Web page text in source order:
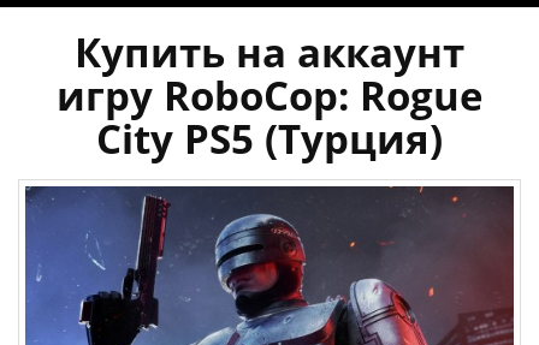
Купить на аккаунт
игру RoboCop: Rogue
City PS5 (Турция)